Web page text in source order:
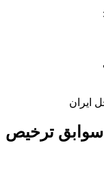
ایران
سوابق ترخیص